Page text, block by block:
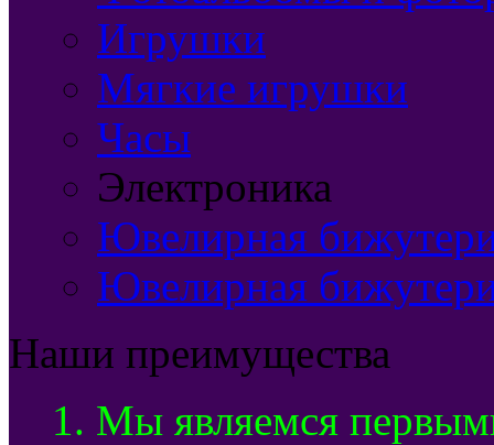
Игрушки
Мягкие игрушки
Часы
Электроника
Ювелирная
Ювелирная
Наши преимущества
1. Мы являемся